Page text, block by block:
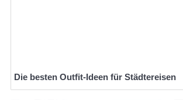
Die besten Outfit-Ideen für Städtereisen